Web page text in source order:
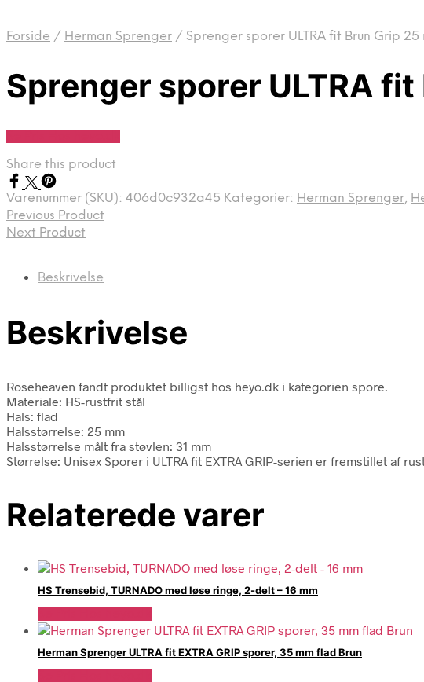
Forside / Herman Sprenger / Sprenger sporer ULTRA fit Brun Grip 25
Sprenger sporer ULTRA
Share this product
Varenummer (SKU): 406d0c932a45 Kategorier: Herman Sprenger,
Previous Product
Next Product
Beskrivelse
Beskrivelse
Roseheaven fandt produktet billigst hos heyo.dk i kategorien spore.
Materiale: HS-rustfrit stål
Hals: flad
Halsstørrelse: 25 mm
Halsstørrelse målt fra støvlen: 31 mm
Størrelse: Unisex Sporer i ULTRA fit EXTRA GRIP-serien er fremstillet
Relaterede varer
HS Trensebid, TURNADO med løse ringe, 2-delt – 16 mm
Herman Sprenger ULTRA fit EXTRA GRIP sporer, 35 mm flad Brun